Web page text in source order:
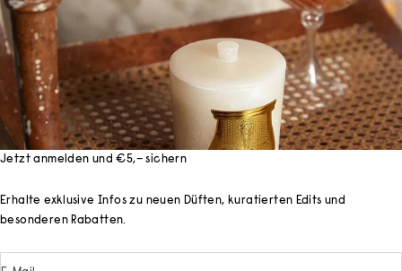
Jetzt anmelden und €5,– sichern
Erhalte exklusive Infos zu neuen Düften, kuratierten Edits und
besonderen Rabatten.